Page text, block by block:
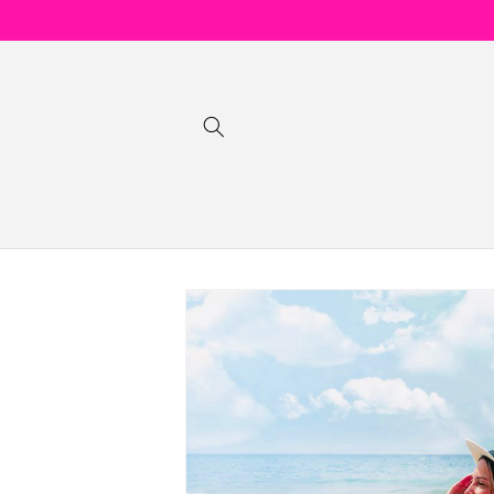
al contenido
directamente
del producto